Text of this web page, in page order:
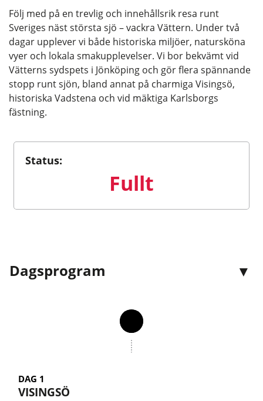
Följ med på en trevlig och innehållsrik resa runt
Sveriges näst största sjö – vackra Vättern. Under två
dagar upplever vi både historiska miljöer, natursköna
vyer och lokala smakupplevelser. Vi bor bekvämt vid
Vätterns sydspets i Jönköping och gör flera spännande
stopp runt sjön, bland annat på charmiga Visingsö,
historiska Vadstena och vid mäktiga Karlsborgs
fästning.
Status:
Fullt
Dagsprogram
DAG 1
VISINGSÖ